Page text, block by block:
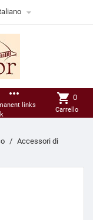

more_horiz
links
shopping_cart 0
Carrello
Accessori di